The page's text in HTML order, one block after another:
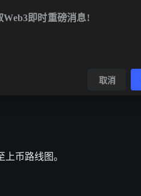
币路线图。
Web3即时重磅消息!
取消